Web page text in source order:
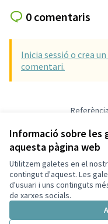
Informació sobre les
aquesta pàgina web
Utilitzem galetes en el
contingut d'aquest. Les
d'usuari i uns continguts
de xarxes socials.
0 comentaris
Inicia sessió o crea
comentari.
Termes i condicions d'ús
Configuració de les galetes
Decidim Sant Cugat a X
(Enllaç extern)
Decidim Sant Cugat a
Decidim Sant
Decidim
(Enllaç extern)